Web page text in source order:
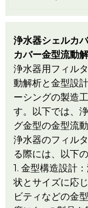
浄水器シェルカ
カバー金型流動
浄水器用フィル
動解析と金型設
ーシングの製造
す。以下では、
グ金型の金型流
浄水器のフィル
る際には、以下
1. 金型構造設計
状とサイズに応
ビティなどの金